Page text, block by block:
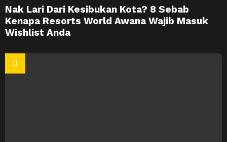
Nak Lari Dari Kesibukan Kota? 8 Sebab
Kenapa Resorts World Awana Wajib Masuk
Wishlist Anda